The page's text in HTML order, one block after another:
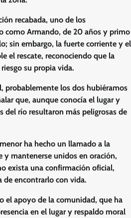
recabada, uno de los
como Armando, de 20 años y primo
sin embargo, la fuerte corriente y el
el rescate, reconociendo que la
su propia vida.
probablemente los dos hubiéramos
que, aunque conocía el lugar y
del río resultaron más peligrosas de
ha hecho un llamado a la
y mantenerse unidos en oración,
exista una confirmación oficial,
de encontrarlo con vida.
el apoyo de la comunidad, que ha
en el lugar y respaldo moral